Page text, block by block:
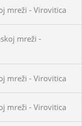
mreži - Virovitica
mreži -
mreži - Virovitica
mreži - Virovitica